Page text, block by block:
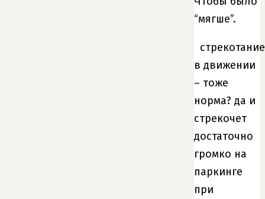
“мягше”.
стрекотание
в движении
– тоже
норма? да и
стрекочет
достаточно
громко на
паркинге
при